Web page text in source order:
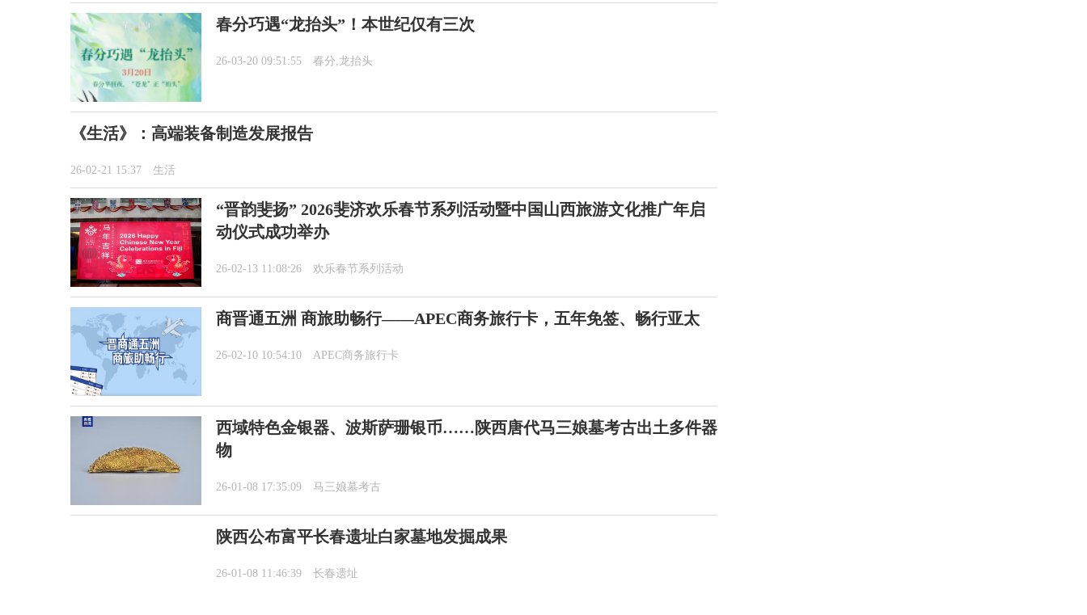
春分巧遇“龙抬头”！本世纪仅有三次
26-03-20 09:51:55 春分,龙抬头
《生活》：高端装备制造发展报告
26-02-21 15:37 生活
“晋韵斐扬” 2026斐济欢乐春节系列活动暨中国山西旅游文化推广年启
动仪式成功举办
26-02-13 11:08:26 欢乐春节系列活动
商晋通五洲 商旅助畅行——APEC商务旅行卡，五年免签、畅行亚太
26-02-10 10:54:10 APEC商务旅行卡
西域特色金银器、波斯萨珊银币……陕西唐代马三娘墓考古出土多件器
物
26-01-08 17:35:09 马三娘墓考古
陕西公布富平长春遗址白家墓地发掘成果
26-01-08 11:46:39 长春遗址